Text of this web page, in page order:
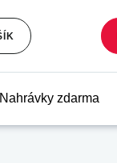
Nahrávky zdarma